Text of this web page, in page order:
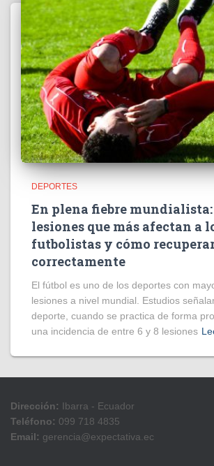
DEPORTES
En plena fiebre
lesiones que más afectan a
futbolistas y cómo
correctamente
El fútbol es uno de los deportes con
lesiones a nivel mundial. Estudios
deporte, cuando se practica de forma
una incidencia de entre 6 y 8 lesiones
Dirección: Ibarra - Ecuador
Teléfono: 099 718 4835
Email: gerencia@expectativa.ec